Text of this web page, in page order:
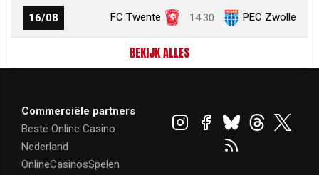
16/08 FC Twente 14:30 PEC Zwolle
BEKIJK ALLES
Commerciële partners
Beste Online Casino
Nederland
OnlineCasinosSpelen